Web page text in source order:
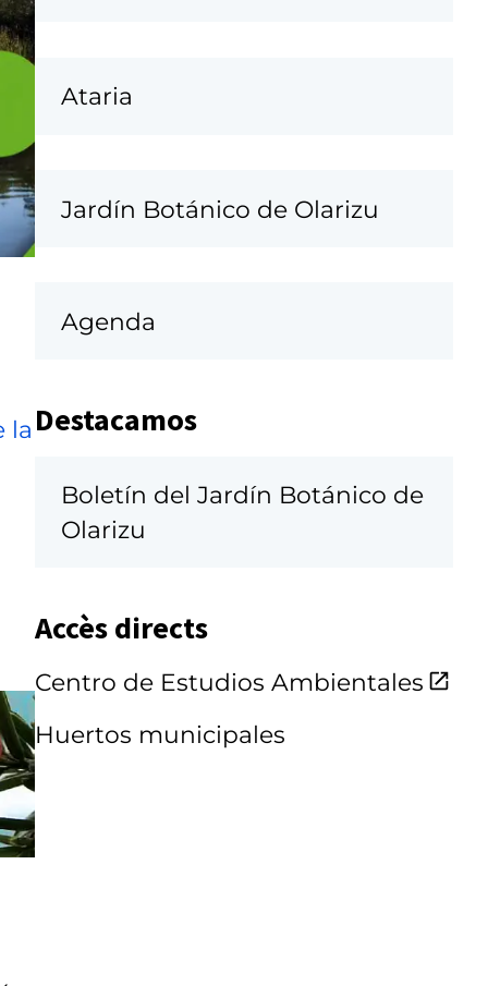
la
Ataria
Jardín Botánico de Olarizu
Agenda
Destacamos
Boletín del Jardín Botánico de
Olarizu
Accès directs
Centro de Estudios Ambientales
Huertos municipales